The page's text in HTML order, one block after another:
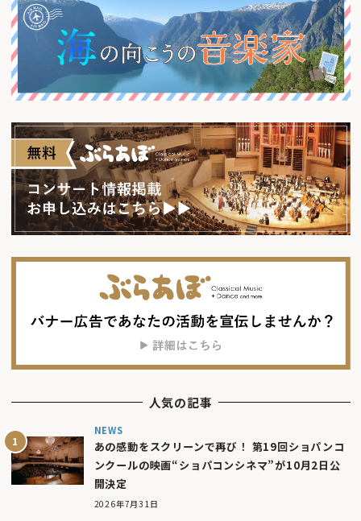
人気の記事
NEWS
あの感動をスクリーンで再び！ 第19回ショパンコ
ンクールの映画“ショパコンシネマ”が10月2日公
開決定
2026年7月31日